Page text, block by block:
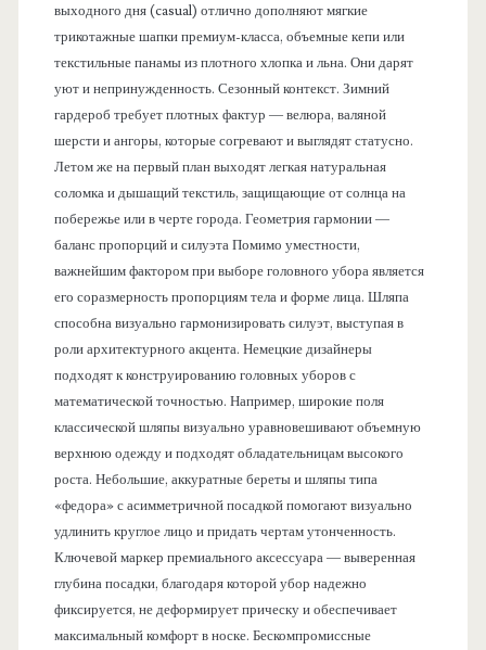
выходного дня (casual) отлично дополняют мягкие
трикотажные шапки премиум-класса, объемные кепи или
текстильные панамы из плотного хлопка и льна. Они дарят
уют и непринужденность. Сезонный контекст. Зимний
гардероб требует плотных фактур — велюра, валяной
шерсти и ангоры, которые согревают и выглядят статусно.
Летом же на первый план выходят легкая натуральная
соломка и дышащий текстиль, защищающие от солнца на
побережье или в черте города. Геометрия гармонии —
баланс пропорций и силуэта Помимо уместности,
важнейшим фактором при выборе головного убора является
его соразмерность пропорциям тела и форме лица. Шляпа
способна визуально гармонизировать силуэт, выступая в
роли архитектурного акцента. Немецкие дизайнеры
подходят к конструированию головных уборов с
математической точностью. Например, широкие поля
классической шляпы визуально уравновешивают объемную
верхнюю одежду и подходят обладательницам высокого
роста. Небольшие, аккуратные береты и шляпы типа
«федора» с асимметричной посадкой помогают визуально
удлинить круглое лицо и придать чертам утонченность.
Ключевой маркер премиального аксессуара — выверенная
глубина посадки, благодаря которой убор надежно
фиксируется, не деформирует прическу и обеспечивает
максимальный комфорт в носке. Бескомпромиссные